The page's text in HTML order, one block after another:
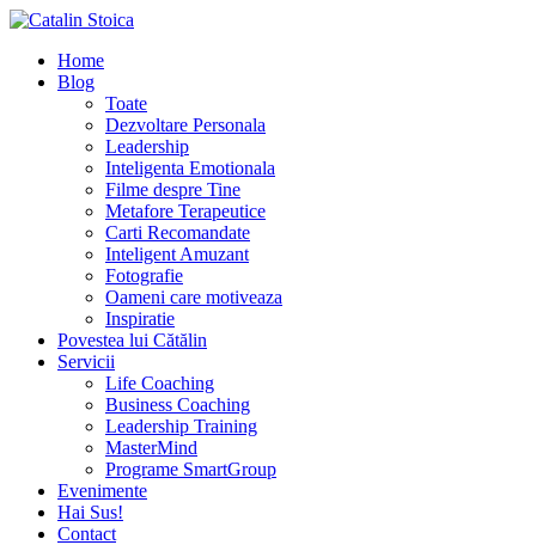
Home
Blog
Toate
Dezvoltare Personala
Leadership
Inteligenta Emotionala
Filme despre Tine
Metafore Terapeutice
Carti Recomandate
Inteligent Amuzant
Fotografie
Oameni care motiveaza
Inspiratie
Povestea lui Cătălin
Servicii
Life Coaching
Business Coaching
Leadership Training
MasterMind
Programe SmartGroup
Evenimente
Hai Sus!
Contact